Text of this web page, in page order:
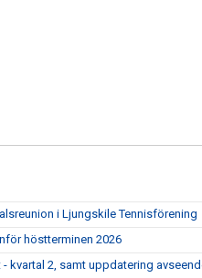
i Ljungskile Tennisförening
höstterminen 2026
kvartal 2, samt uppdatering